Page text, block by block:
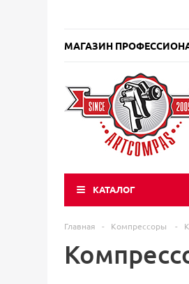
МАГАЗИН
КАТАЛОГ
Главная - Компрессоры -